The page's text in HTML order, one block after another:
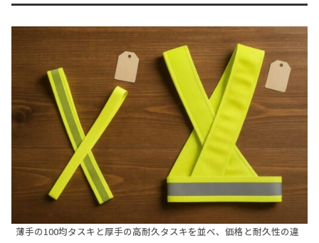
薄手の100均タスキと厚手の高耐久タスキを並べ、価格と耐久性の違